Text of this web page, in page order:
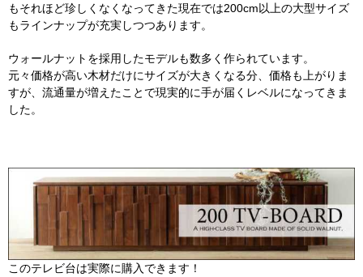
もそれほど珍しくなくなってきた現在では200cm以上の大型サイズ
もラインナップが充実しつつあります。
ウォールナットを採用したモデルも数多く作られています。
元々価格が高い木材だけにサイズが大きくなる分、価格も上がりま
すが、流通量が増えたことで現実的に手が届くレベルになってきま
した。
このテレビ台は実際に購入できます！